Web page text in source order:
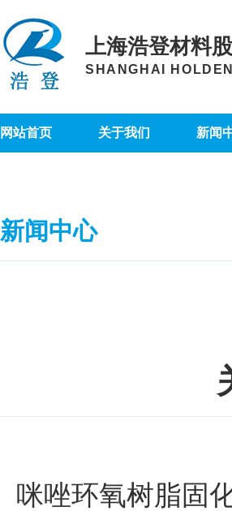
上海浩登材料
SHANGHAI
网站首页 关于我们 新闻
新闻中心
咪唑环氧树脂固